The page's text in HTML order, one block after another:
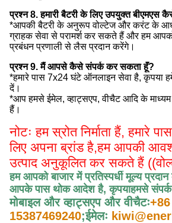
प्रश्न 8. हमारी बैटरी के लिए उपयुक्त बीएमएस
*आपकी बैटरी के अनुरूप वोल्टेज और करंट के
ग्राहक सेवा से परामर्श कर सकते हैं और हम
प्रबंधन प्रणाली से लैस प्रदान करेंगे।
प्रश्न 9. मैं आपसे कैसे संपर्क कर सकता हूँ?
*हमारे पास 7x24 घंटे ऑनलाइन सेवा है, कृपया
दें।
*आप हमसे ईमेल, व्हाट्सएप, वीचैट आदि के
हैं।
नोटः हम स्रोत निर्माता हैं, हमारे
लिए अपना ब्रांड है,हम आपकी
उत्पाद अनुकूलित कर सकते हैं
हम आपको बाजार में प्रतिस्पर्धी मूल्य
आपके पास थोक आदेश है, कृपयाहमसे
मोबाइल और व्हाट्सएप और वीचैटः+86
15387469240;ईमेलः